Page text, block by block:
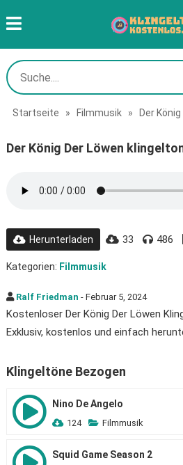
Startseite » Filmmusik » Der
Der König Der Löwen
Herunterladen 33 486
Kategorien: Filmmusik
Ralf Friedman - Februar 5, 2024
Kostenloser Der König Der Löwen
Exklusiv, kostenlos und einfach
Klingeltöne Bezogen
Nino De Angelo
124 Filmmusik
Squid Game Season 2